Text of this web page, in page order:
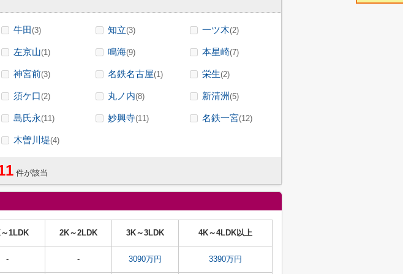
牛田(3) 知立(3) 一ツ木(2)
左京山(1) 鳴海(9) 本星崎(7)
神宮前(3) 名鉄名古屋(1) 栄生(2)
須ケ口(2) 丸ノ内(8) 新清洲 (5)
島氏永(11) 妙興寺(11) 名鉄一宮(12)
木曽川堤(4)
件が該当
1LDK 2K～2LDK 3K～3LDK 4K～4LDK以上
- - 3090万円 3390万円